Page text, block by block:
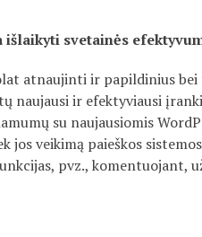
svetainės
atnaujinti ir papildinius bei
ir efektyviausi
su naujausiomis
jos veikimą paieškos
pvz., komentuojant,